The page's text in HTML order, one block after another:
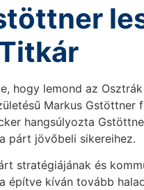
hogy lemond az
Markus
hangsúlyozta
párt jövőbeli sikereihez.
stratégiájának és
építve kíván tovább